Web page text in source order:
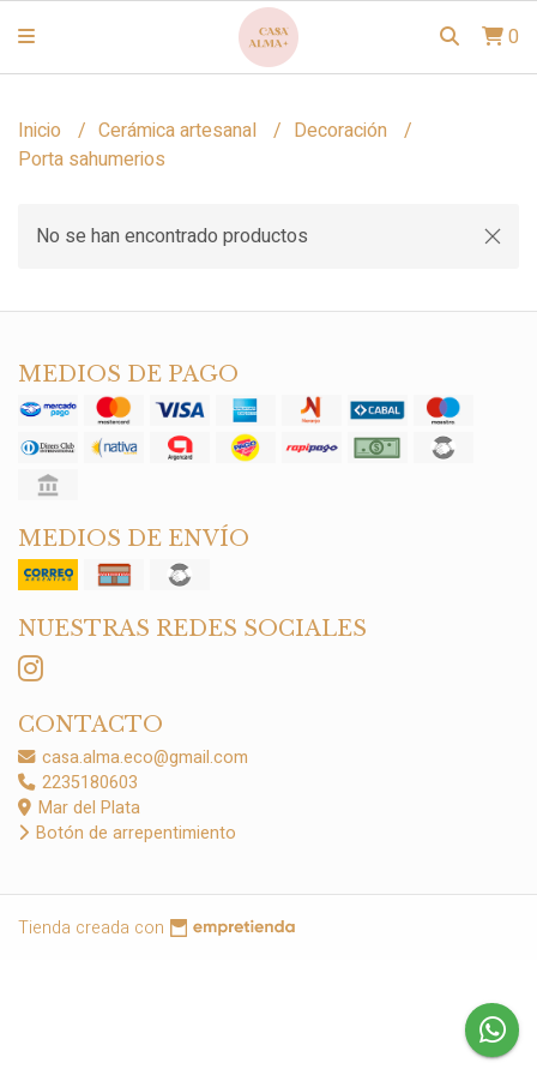
0
Inicio Cerámica artesanal
Decoración
Porta sahumerios
No se han encontrado productos
MEDIOS DE PAGO
MEDIOS DE ENVÍO
NUESTRAS REDES SOCIALES
CONTACTO
casa.alma.eco@gmail.com
2235180603
Mar del Plata
Botón de arrepentimiento
Tienda creada con